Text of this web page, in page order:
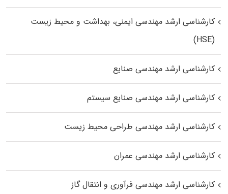
کارشناسی ارشد مهندسی ایمنی، بهداشت و محیط زیست
(HSE)
کارشناسی ارشد مهندسی صنایع
کارشناسی ارشد مهندسی صنایع سیستم
کارشناسی ارشد مهندسی طراحی محیط زیست
کارشناسی ارشد مهندسی عمران
کارشناسی ارشد مهندسی فرآوری و انتقال گاز